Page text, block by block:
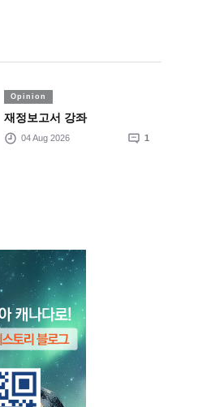
Opinion
재정보고서 강좌
04 Aug 2026 1